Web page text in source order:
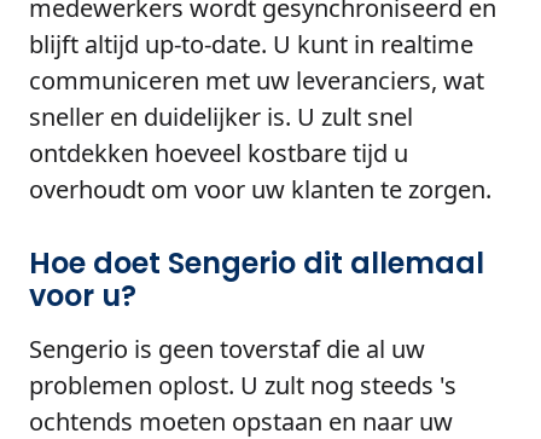
medewerkers wordt gesynchroniseerd en
blijft altijd up-to-date. U kunt in realtime
communiceren met uw leveranciers, wat
sneller en duidelijker is. U zult snel
ontdekken hoeveel kostbare tijd u
overhoudt om voor uw klanten te zorgen.
Hoe doet Sengerio dit allemaal
voor u?
Sengerio is geen toverstaf die al uw
problemen oplost. U zult nog steeds 's
ochtends moeten opstaan en naar uw